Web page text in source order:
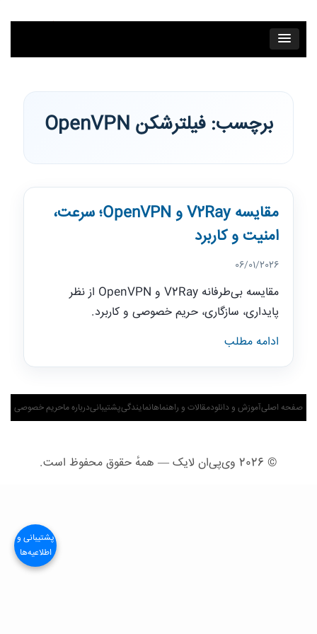
پشتیبانی و
اطلاعیه‌ها
برچسب:فیلترشکن OpenVPN
مقایسه V2Ray و OpenVPN؛ سرعت،
امنیت و کاربرد
06/01/2026
مقایسه بی‌طرفانه V2Ray و OpenVPN از نظر
پایداری، سازگاری، حریم خصوصی و کاربرد.
ادامه مطلب: مقایسه V2Ray و OpenVPN؛ سرعت، امنیت و کاربرد
صفحه اصلیآموزش و دانلودمقالات و راهنماهانمایندگیپشتیبانیدرباره ماحریم خصوصی
© 2026 وی‌پی‌ان لایک — همهٔ حقوق محفوظ است.